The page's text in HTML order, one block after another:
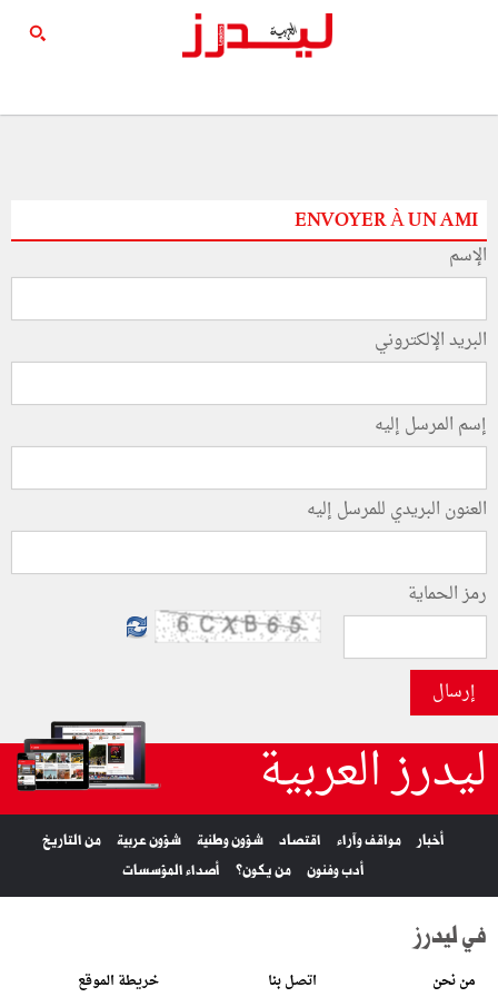
ENVOYER À UN AMI
الإسم
البريد الإلكتروني
إسم المرسل إليه
العنون البريدي للمرسل إليه
رمز الحماية
إرسال
ليدرز العربية
أخبار مواقف وآراء اقتصاد شؤون وطنية شؤون عربية
من التاريخ
أدب وفنون
من يكون؟ أصداء المؤسسات
في ليدرز
من نحن اتصل بنا خريطة الموقع